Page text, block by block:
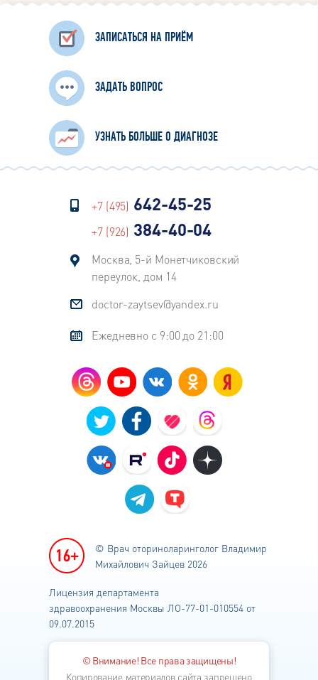
ЗАПИСАТЬСЯ НА ПРИЁМ
ЗАДАТЬ ВОПРОС
УЗНАТЬ БОЛЬШЕ О ДИАГНОЗЕ
+7 (495) 642-45-25
+7 (926) 384-40-04
Москва, 5-й Монетчиковский
переулок, дом 14
doctor-zaytsev@yandex.ru
Ежедневно с 9:00 до 21:00
© Врач оториноларинголог Владимир
Михайлович Зайцев 2026
Лицензия департамента
здравоохранения Москвы ЛО-77-01-010554 от
09.07.2015
© Внимание! Все права защищены!
Копирование материалов сайта запрещено